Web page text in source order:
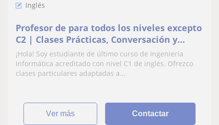
Inglés
Profesor de para todos los niveles excepto
C2 | Clases Prácticas, Conversación y
Apoyo Técnico/Académico
¡Hola! Soy estudiante de último curso de Ingeniería
Informática acreditado con nivel C1 de inglés. Ofrezco
clases particulares adaptadas a...
ver más Contactar